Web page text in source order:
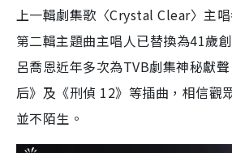
上一輯劇集歌〈Crystal Clear〉主唱
第二輯主題曲主唱人已替換為41歲
呂喬恩近年多次為TVB劇集神秘獻
后》及《刑偵 12》等插曲，相信觀
並不陌生。